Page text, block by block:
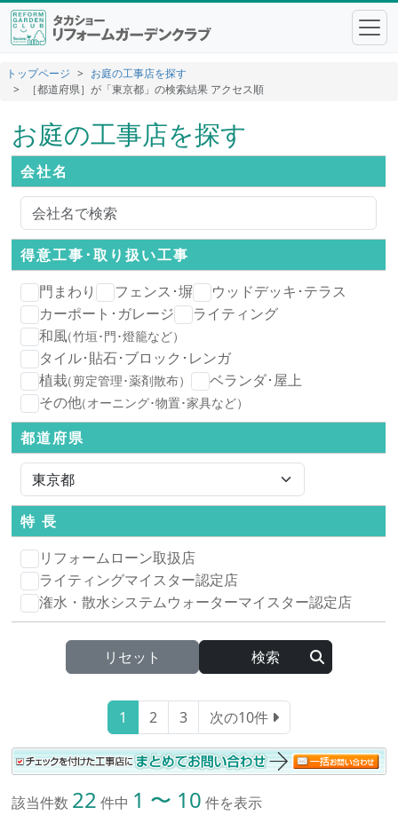
トップページ
お庭の工事店を探す
［都道府県］が「東京都」の検索結果 アクセス順
お庭の工事店を探す
会社名
得意工事･取り扱い工事
門まわり
フェンス･塀
ウッドデッキ･テラス
カーポート･ガレージ
ライティング
和風（竹垣･門･燈籠など）
タイル･貼石･ブロック･レンガ
植栽（剪定管理･薬剤散布）
ベランダ･屋上
その他（オーニング･物置･家具など）
都道府県
特 長
リフォームローン取扱店
ライティングマイスター認定店
潅水・散水システムウォーターマイスター認定店
リセット
1 2 3 次の10件
該当件数 22 件中 1 〜 10 件を表示